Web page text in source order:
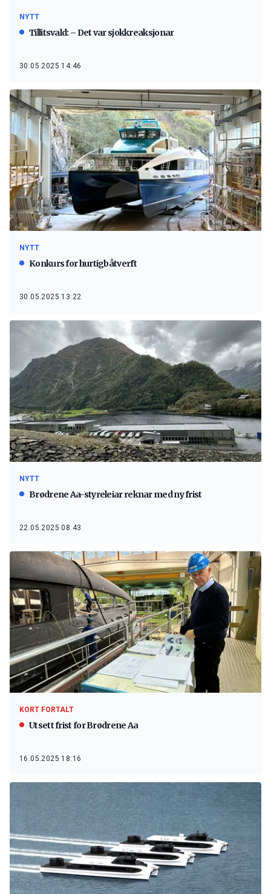
NYTT
Tillitsvald: – Det var sjokkreaksjonar
30.05.2025 14:46
NYTT
Konkurs for hurtigbåtverft
30.05.2025 13:22
NYTT
Brødrene Aa-styreleiar reknar med ny frist
22.05.2025 08:43
KORT FORTALT
Utsett frist for Brødrene Aa
16.05.2025 18:16